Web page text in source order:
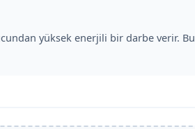
yüksek enerjili bir darbe verir. Bu